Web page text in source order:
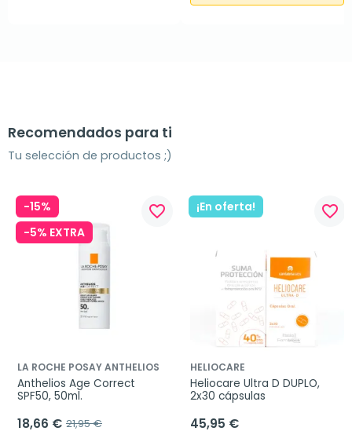
Recomendados para ti
Tu selección de productos ;)
-15%
-5% EXTRA
favorite_border
LA ROCHE POSAY ANTHELIOS
Anthelios Age Correct
SPF50, 50ml.
18,66 € 21,95 €
¡En oferta! favorite_border
HELIOCARE
Heliocare Ultra D DUPLO,
2x30 cápsulas
45,95 €